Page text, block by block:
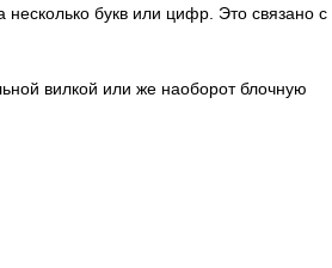
букв или цифр. Это связано с
вилкой или же наоборот блочную